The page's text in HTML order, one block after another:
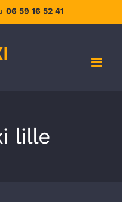
06 59 16 52 41
lille